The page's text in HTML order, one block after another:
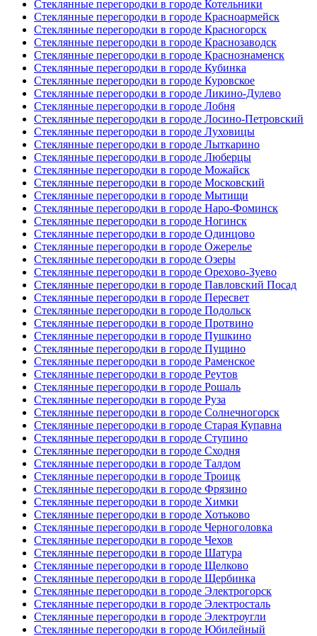
Стеклянные перегородки в городе Котельники
Стеклянные перегородки в городе Красноармейск
Стеклянные перегородки в городе Красногорск
Стеклянные перегородки в городе Краснозаводск
Стеклянные перегородки в городе Краснознаменск
Стеклянные перегородки в городе Кубинка
Стеклянные перегородки в городе Куровское
Стеклянные перегородки в городе Ликино-Дулево
Стеклянные перегородки в городе Лобня
Стеклянные перегородки в городе Лосино-Петровский
Стеклянные перегородки в городе Луховицы
Стеклянные перегородки в городе Лыткарино
Стеклянные перегородки в городе Люберцы
Стеклянные перегородки в городе Можайск
Стеклянные перегородки в городе Московский
Стеклянные перегородки в городе Мытищи
Стеклянные перегородки в городе Наро-Фоминск
Стеклянные перегородки в городе Ногинск
Стеклянные перегородки в городе Одинцово
Стеклянные перегородки в городе Ожерелье
Стеклянные перегородки в городе Озеры
Стеклянные перегородки в городе Орехово-Зуево
Стеклянные перегородки в городе Павловский Посад
Стеклянные перегородки в городе Пересвет
Стеклянные перегородки в городе Подольск
Стеклянные перегородки в городе Протвино
Стеклянные перегородки в городе Пушкино
Стеклянные перегородки в городе Пущино
Стеклянные перегородки в городе Раменское
Стеклянные перегородки в городе Реутов
Стеклянные перегородки в городе Рошаль
Стеклянные перегородки в городе Руза
Стеклянные перегородки в городе Солнечногорск
Стеклянные перегородки в городе Старая Купавна
Стеклянные перегородки в городе Ступино
Стеклянные перегородки в городе Сходня
Стеклянные перегородки в городе Талдом
Стеклянные перегородки в городе Троицк
Стеклянные перегородки в городе Фрязино
Стеклянные перегородки в городе Химки
Стеклянные перегородки в городе Хотьково
Стеклянные перегородки в городе Черноголовка
Стеклянные перегородки в городе Чехов
Стеклянные перегородки в городе Шатура
Стеклянные перегородки в городе Щелково
Стеклянные перегородки в городе Щербинка
Стеклянные перегородки в городе Электрогорск
Стеклянные перегородки в городе Электросталь
Стеклянные перегородки в городе Электроугли
Стеклянные перегородки в городе Юбилейный